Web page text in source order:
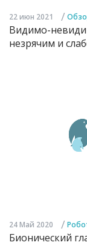
22 июн 2021 /
Видимо-
незрячим и
24 Май 2020 /
Бионический